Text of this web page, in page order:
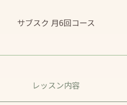
サブスク 月6回コース
レッスン内容